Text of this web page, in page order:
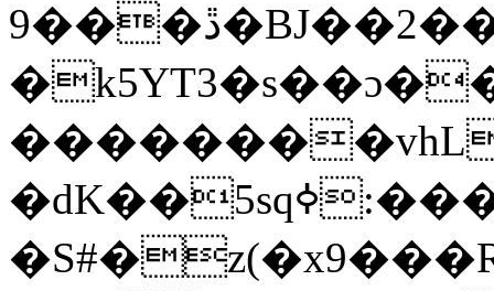
9���ڐ�BJ��2��6-StԦ��h�
�dK��5sqߦ:����K~����u��v�HP���و����